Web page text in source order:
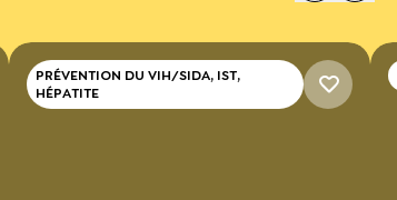
PRÉVENTION DU VIH/SIDA, IST,
HÉPATITE